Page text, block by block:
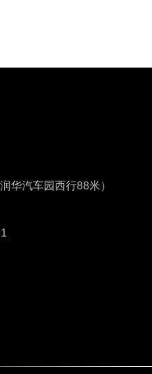
华汽车园西行88米）